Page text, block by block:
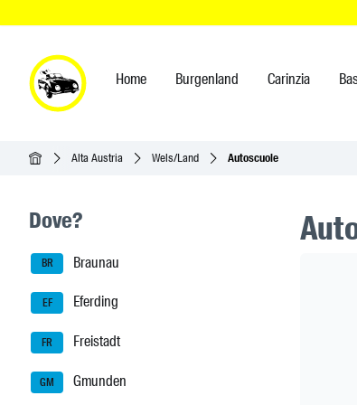
Home Burgenland Carinzia
Home Alta Austria Wels/Land Autoscuole
Seitenleisten-Navigation
Dove?
BR Braunau
EF Eferding
FR Freistadt
GM Gmunden